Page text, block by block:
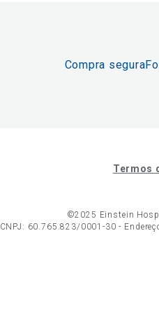
Compra segura
Termos
©2025 Einstein
CNPJ: 60.765.823/0001-30 -